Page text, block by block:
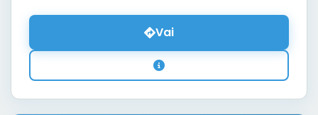
Vai